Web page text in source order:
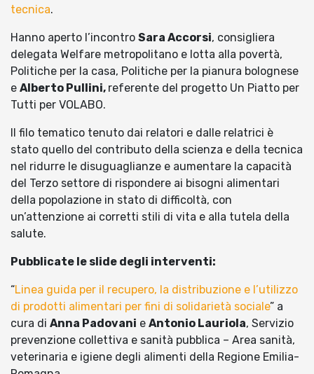
tecnica.
Hanno aperto l’incontro Sara Accorsi, consigliera
delegata Welfare metropolitano e lotta alla povertà,
Politiche per la casa, Politiche per la pianura bolognese
e Alberto Pullini, referente del progetto Un Piatto per
Tutti per VOLABO.
Il filo tematico tenuto dai relatori e dalle relatrici è
stato quello del contributo della scienza e della tecnica
nel ridurre le disuguaglianze e aumentare la capacità
del Terzo settore di rispondere ai bisogni alimentari
della popolazione in stato di difficoltà, con
un’attenzione ai corretti stili di vita e alla tutela della
salute.
Pubblicate le slide degli interventi:
“Linea guida per il recupero, la distribuzione e l’utilizzo
di prodotti alimentari per fini di solidarietà sociale” a
cura di Anna Padovani e Antonio Lauriola, Servizio
prevenzione collettiva e sanità pubblica – Area sanità,
veterinaria e igiene degli alimenti della Regione Emilia-